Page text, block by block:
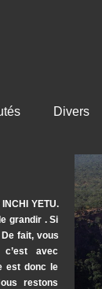
Divers
YETU.
grandir . Si
fait, vous
avec
est donc le
restons